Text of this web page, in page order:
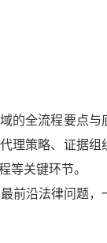
的全流程要点
理策略、证据
等关键环节。
沿法律问题，